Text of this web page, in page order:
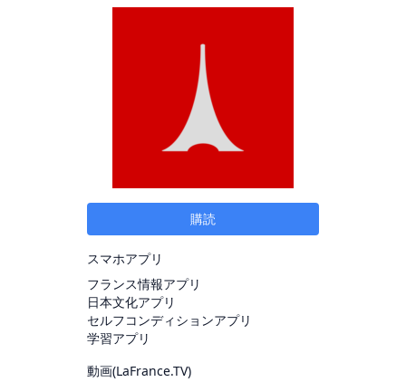
購読
スマホアプリ
フランス情報アプリ
日本文化アプリ
セルフコンディションアプリ
学習アプリ
動画(LaFrance.TV)